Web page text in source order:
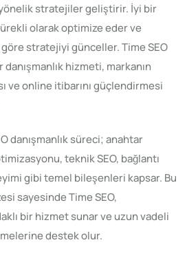
stratejiler geliştirir. İyi bir
olarak optimize eder ve
göre stratejiyi günceller. Time SEO
hizmeti, markanın
ve online itibarını güçlendirmesi
danışmanlık süreci; anahtar
teknik SEO, bağlantı
gibi temel bileşenleri kapsar. Bu
sayesinde Time SEO,
bir hizmet sunar ve uzun vadeli
destek olur.